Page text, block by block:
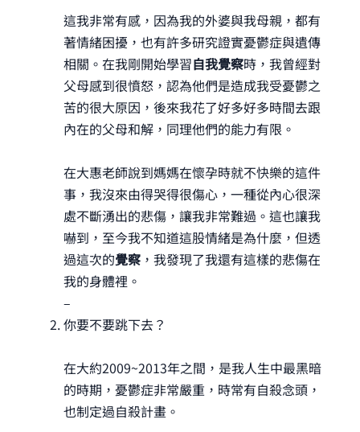
這我非常有感，因為我的外婆與我母親，都有
著情緒困擾，也有許多研究證實憂鬱症與遺傳
相關。在我剛開始學習自我覺察時，我曾經對
父母感到很憤怒，認為他們是造成我受憂鬱之
苦的很大原因，後來我花了好多好多時間去跟
內在的父母和解，同理他們的能力有限。
在大惠老師說到媽媽在懷孕時就不快樂的這件
事，我沒來由得哭得很傷心，一種從內心很深
處不斷湧出的悲傷，讓我非常難過。這也讓我
嚇到，至今我不知道這股情緒是為什麼，但透
過這次的覺察，我發現了我還有這樣的悲傷在
我的身體裡。
–
你要不要跳下去？
在大約2009~2013年之間，是我人生中最黑暗
的時期，憂鬱症非常嚴重，時常有自殺念頭，
也制定過自殺計畫。